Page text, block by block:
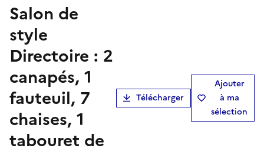
salon de
style
Directoire : 2
canapés, 1
fauteuil, 7
chaises, 1
tabouret de
Télécharger
Ajouter
à ma
sélection